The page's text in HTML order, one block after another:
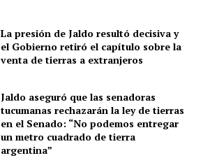
La presión de Jaldo resultó decisiva y
el Gobierno retiró el capítulo sobre la
venta de tierras a extranjeros
Jaldo aseguró que las senadoras
tucumanas rechazarán la ley de tierras
en el Senado: “No podemos entregar
un metro cuadrado de tierra
argentina”